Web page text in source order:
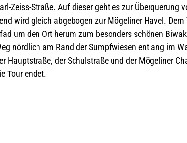
Zeiss-Straße. Auf die­ser geht es zur
wird gleich abge­bo­gen zur Möge­li­ner Havel.
um den Ort herum zum beson­ders schö­nen
nörd­lich am Rand der Sumpf­wie­sen ent­lang im
Haupt­straße, der Schul­straße und der Möge­li­ner
Tour endet.